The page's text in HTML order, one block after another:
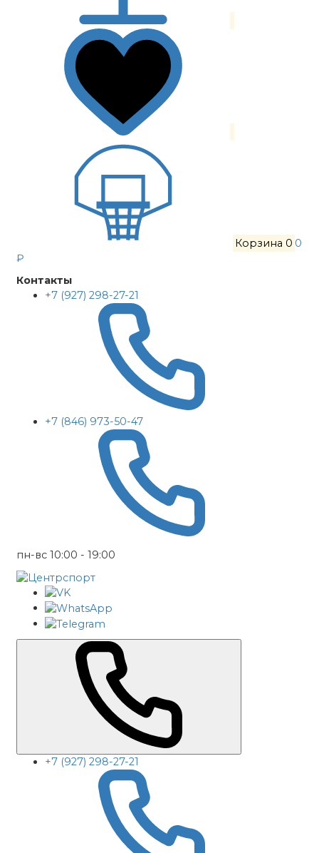
Корзина 0 0
₽
Контакты
+7 (927) 298-27-21
+7 (846) 973-50-47
пн-вс 10:00 - 19:00
+7 (927) 298-27-21